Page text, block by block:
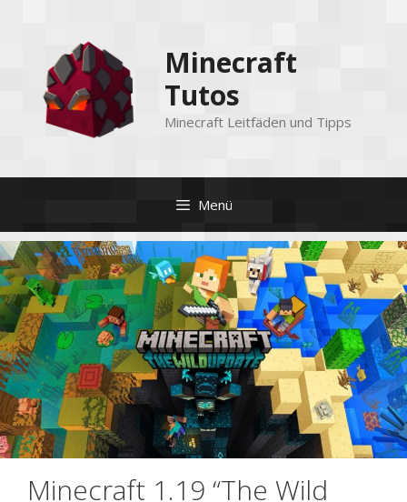
springen
Minecraft
Tutos
Minecraft Leitfäden und Tipps
Menü
Minecraft 1.19 “The Wild